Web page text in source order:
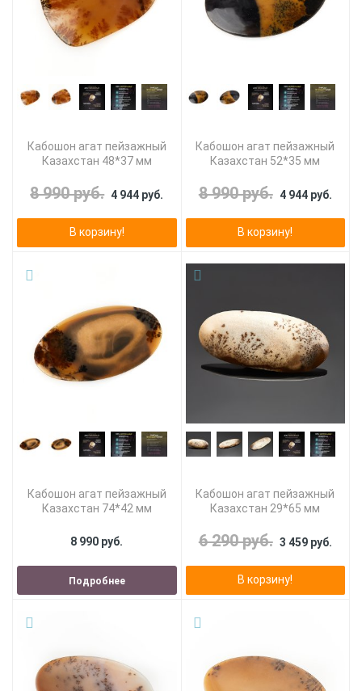
Кабошон агат пейзажный
Казахстан 48*37 мм
8 990 руб. 4 944 руб.
В корзину!
Кабошон агат пейзажный
Казахстан 52*35 мм
8 990 руб. 4 944 руб.
В корзину!
Кабошон агат пейзажный
Казахстан 74*42 мм
8 990 руб.
Подробнее
Кабошон агат пейзажный
Казахстан 29*65 мм
6 290 руб. 3 459 руб.
В корзину!